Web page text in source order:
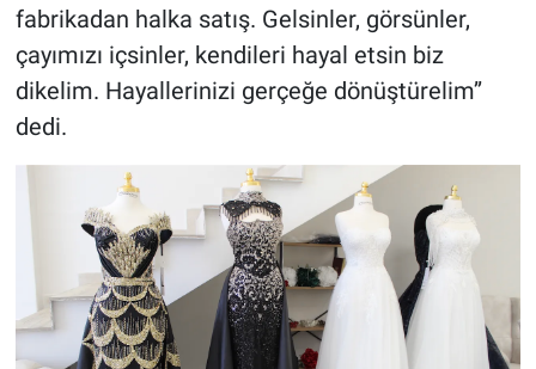
fabrikadan halka satış. Gelsinler, görsünler,
çayımızı içsinler, kendileri hayal etsin biz
dikelim. Hayallerinizi gerçeğe dönüştürelim’’
dedi.